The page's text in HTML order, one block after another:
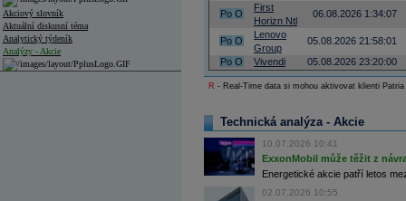
Akciový slovník
Aktuální diskusní téma
Analytický týdeník
Analýzy - Akcie
Po O
First
Horizn Ntl
06.08.2026 1:34:07
Po O
Lenovo
Group
05.08.2026 21:58:01
Po O Vivendi 05.08.2026 23:20:00
R - Real-Time data si mohou aktivovat klienti
Technická analýza - Akcie
10.07.2026 10:41
ExxonMobil může těžit z
Energetické akcie patří letos
02.07.2026 10:55